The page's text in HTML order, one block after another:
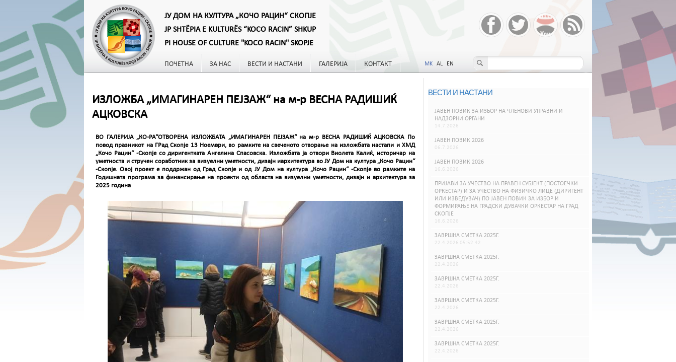
ЈУ ДОМ НА КУЛТУРА „КОЧО РАЦИН“ СКОПЈЕ
JP SHTËPIA E KULTURËS “KOCO RACIN” SHKUP
PI HOUSE OF CULTURE "KOCO RACIN" SKOPJE
ПОЧЕТНА ЗА НАС ВЕСТИ И НАСТАНИ ГАЛЕРИЈА КОНТАКТ MK AL EN
ИЗЛОЖБА „ИМАГИНАРЕН ПЕЈЗАЖ“ на м-р ВЕСНА РАДИШИЌ
АЦКОВСКА
ВО ГАЛЕРИЈА „КО-РА“ОТВОРЕНА ИЗЛОЖБАТА „ИМАГИНАРЕН ПЕЈЗАЖ“ на м-р ВЕСНА РАДИШИЌ АЦКОВСКА По
повод празникот на ГРад Скопје 13 Ноември, во рамките на свеченото отворање на изложбата настапи и ХМД
„Кочо Рацин“ -Скопје со диригентката Ангелина Спасовска. Изложбата ја отвори Виолета Калиќ, историчар на
уметноста и стручен соработник за визуелни уметности, дизајн иархитектура во ЈУ Дом на култура „Кочо Рацин“
-Скопје. Овој проект е поддржан од Град Скопје и од ЈУ Дом на култура „Кочо Рацин“ -Скопје во рамките на
Годишната програма за финансирање на проекти од областа на визуелни уметности, дизајн и архитектура за
2025 година
ВЕСТИ И НАСТАНИ
ЈАВЕН ПОВИК ЗА ИЗБОР НА ЧЛЕНОВИ УПРАВНИ И
НАДЗОРНИ ОРГАНИ
14.7.2026
ЈАВЕН ПОВИК 2026
06.7.2026
ЈАВЕН ПОВИК 2026
16.6.2026
ПРИЈАВИ ЗА УЧЕСТВО НА ПРАВЕН СУБЈЕКТ (ПОСТОЕЧКИ
ОРКЕСТАР) И ЗА УЧЕСТВО НА ФИЗИЧКО ЛИЦЕ (ДИРИГЕНТ
ИЛИ ИЗВЕДУВАЧ) ПО ЈАВЕН ПОВИК ЗА ИЗБОР И
ФОРМИРАЊЕ НА ГРАДСКИ ДУВАЧКИ ОРКЕСТАР НА ГРАД
СКОПЈЕ
16.6.2026
ЗАВРШНА СМЕТКА 2025Г.
22.4.2026 05:52:42
ЗАВРШНА СМЕТКА 2025Г.
22.4.2026
ЗАВРШНА СМЕТКА 2025Г.
22.4.2026
ЗАВРШНА СМЕТКА 2025Г.
22.4.2026
ЗАВРШНА СМЕТКА 2025Г.
22.4.2026
ЗАВРШНА СМЕТКА 2025Г.
22.4.2026